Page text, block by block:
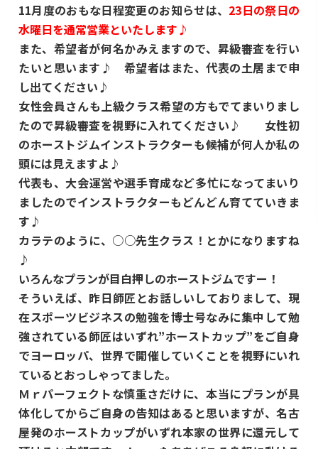
11月度のおもな日程変更のお知らせは、 23日の祭日の
水曜日を通常営業といたします♪
また、希望者が何名かみえますので、昇級審査を行い
たいと思います♪ 希望者はまた、代表の土居まで申
し出てください♪
女性会員さんも上級クラス希望の方もでてまいりまし
たので昇級審査を視野に入れてください♪ 女性初
のホーストジムインストラクターも候補が何人か私の
頭には見えますよ♪
代表も、大会運営や選手育成など多忙になってまいり
ましたのでインストラクターもどんどん育てていきま
す♪
カラテのように、○○先生クラス！とかになりますね
♪
いろんなプランが目白押しのホーストジムですー！
そういえば、昨日師匠とお話しいしておりまして、現
在スポーツビジネスの勉強を博士号なみに集中して勉
強されている師匠はいずれ”ホーストカップ”をご自身
でヨーロッパ、世界で開催していくことを視野にいれ
ているとおっしゃってました。
Ｍｒパーフェクトな慎重さだけに、本当にプランが具
体化してからご自身の告知はあると思いますが、名古
屋発のホーストカップがいずれ本家の世界に還元して